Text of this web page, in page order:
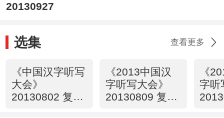
20130927
选集 查看更多
《中国汉字听写
大会》
20130802 复赛
《2013中国汉
字听写大会》
20130809 复赛
《
字听